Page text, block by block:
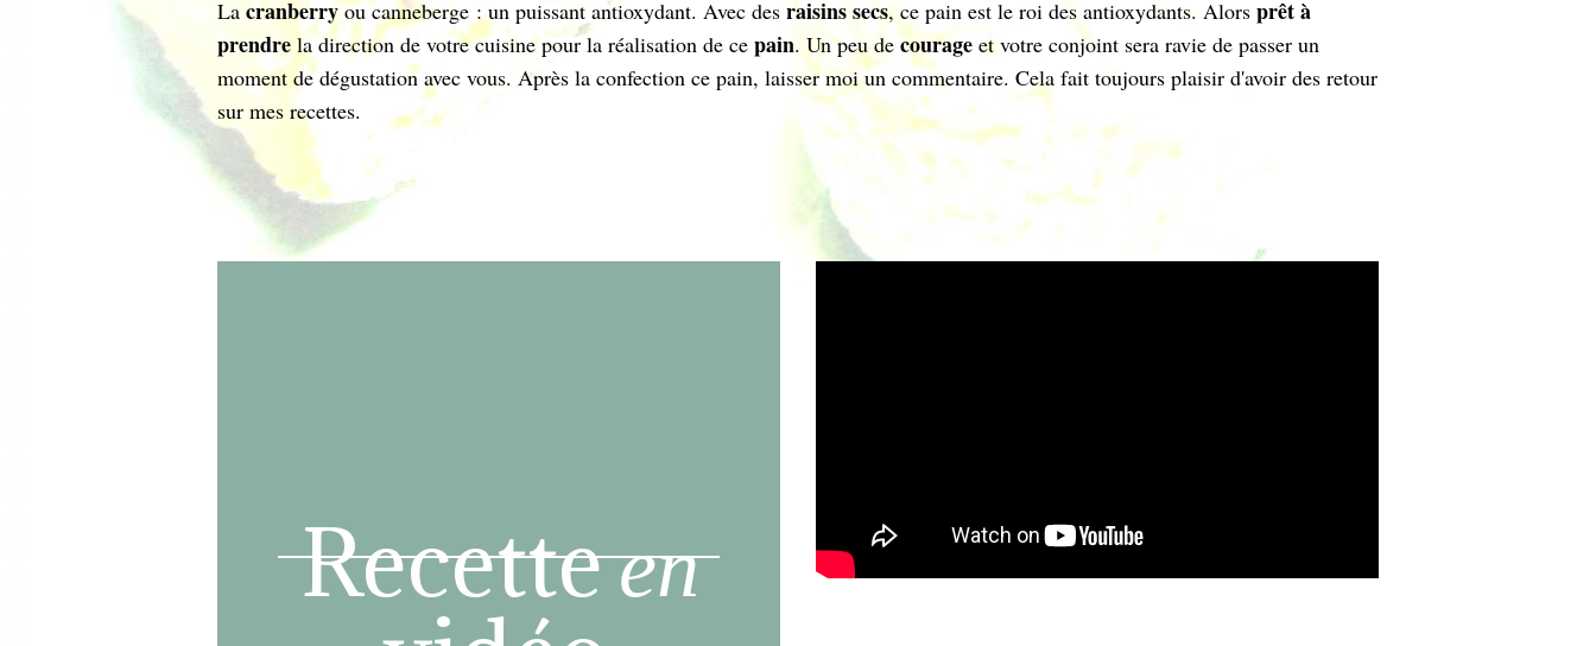
La cranberryou canneberge : un puissant antioxydant. Avec des raisins secs, ce pain est le roi des antioxydants. Alors prêt à
prendre la direction de votre cuisine pour la réalisation de ce pain. Un peu de courage et votre conjoint sera ravie de passer un
moment de dégustation avec vous. Après la confection ce pain, laisser moi un commentaire. Cela fait toujours plaisir d'avoir des retour
sur mes recettes.